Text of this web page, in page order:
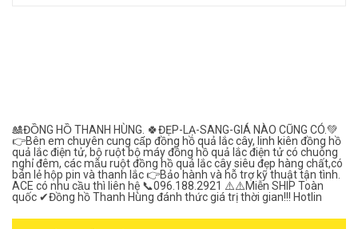
🎎ĐỒNG HỒ THANH HÙNG. 🍀ĐẸP-LẠ-SANG-GIÁ NÀO CŨNG CÓ.💚
👉Bên em chuyên cung cấp đồng hồ quả lắc cây, linh kiên đồng hồ
quả lắc điện tử, bộ ruột bộ máy đồng hồ quả lắc điện tử có chuông
nghỉ đêm, các mẫu ruột đồng hồ quả lắc cây siêu đẹp hàng chất,có
bán lẻ hộp pin và thanh lắc 👉Bảo hành và hỗ trợ kỹ thuật tận tình.
ACE có nhu cầu thì liên hệ 📞096.188.2921 ⚠️⚠️Miễn SHIP Toàn
quốc ✔Đồng hồ Thanh Hùng đánh thức giá trị thời gian!!! Hotlin